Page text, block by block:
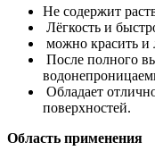
Не содержит
Лёгкость и
можно красить и
После полного
Обладает
поверхностей.
Область применения